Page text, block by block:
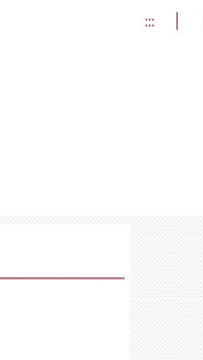
:::